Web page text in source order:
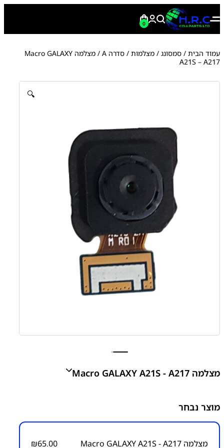
0
עמוד הבית / סמסונג / מצלמות / סדרה A
/ מצלמה Macro GALAXY
A21S – A217
מצלמה Macro GALAXY A21S - A217
₪ 65.00
מוצר נבחר
מצלמה Macro GALAXY A21S - A217 ₪65.00
🔍